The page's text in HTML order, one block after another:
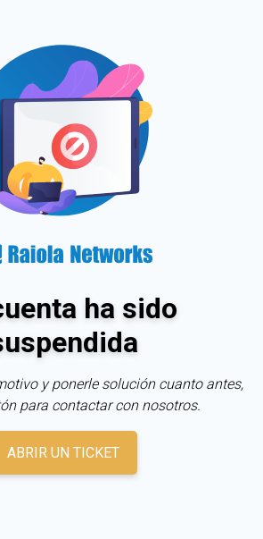
ha sido
y ponerle solución cuanto antes,
para contactar con nosotros.
ABRIR UN TICKET